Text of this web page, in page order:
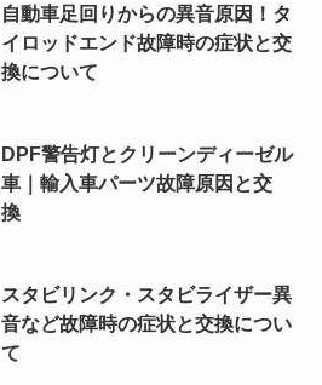
自動車足回りからの異音原因！タ
イロッドエンド故障時の症状と交
換について
DPF警告灯とクリーンディーゼル
車｜輸入車パーツ故障原因と交
換
スタビリンク・スタビライザー異
音など故障時の症状と交換につい
て